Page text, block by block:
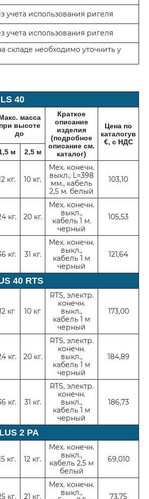
использования ригеля
использования ригеля
складе необходимо уточнить у
40
масса
при высоте
до
Краткое
описание
изделия
(подробное
описание см.
каталог)
Цена по
каталогув
€, с НДС
м
2,5 м
кг. 10 кг.
Мех. конечн.
выкл., L=398
мм., кабель
2,5 м. белый
103,10
кг. 20 кг.
Мех. конечн.
выкл.,
кабель 1 м.
черный
105,53
кг. 31 кг.
Мех. конечн.
выкл.,
кабель 1 м
черный
121,64
40 RTS
кг 10 кг
RTS, электр.
конечн.
выкл.,
кабель 1 м
черный
173,00
кг. 20 кг.
RTS, электр.
конечн.
выкл.,
кабель 1 м
черный
184,89
кг. 31 кг.
RTS, электр.
конечн.
выкл.,
кабель 1 м
черный
186,73
2 PA
кг. 12 кг.
Мех. конечн.
выкл.,
кабель 2,5 м
белый
69,010
кг. 21 кг.
Мех. конечн.
выкл.,
73,75